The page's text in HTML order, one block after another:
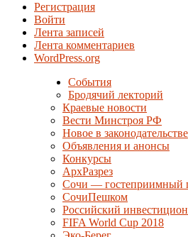
Регистрация
Войти
Лента записей
Лента комментариев
WordPress.org
События
Бродячий лекторий
Краевые новости
Вести Минстроя РФ
Новое в законодательстве
Объявления и анонсы
Конкурсы
АрхРазрез
Сочи — гостеприимный
СочиПешком
Российский
FIFA World Cup 2018